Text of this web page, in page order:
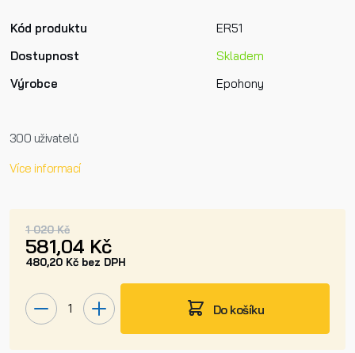
Kód produktu
ER51
Dostupnost
Skladem
Výrobce
Epohony
300 uživatelů
Více informací
1 020 Kč
581,04 Kč
480,20 Kč bez DPH
Do košíku